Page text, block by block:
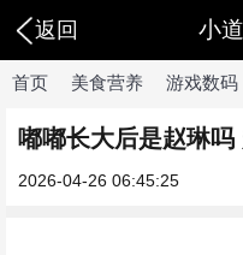
返回 小
首页 美食营养 游戏数码
嘟嘟长大后是赵琳
2026-04-26 06:45:25